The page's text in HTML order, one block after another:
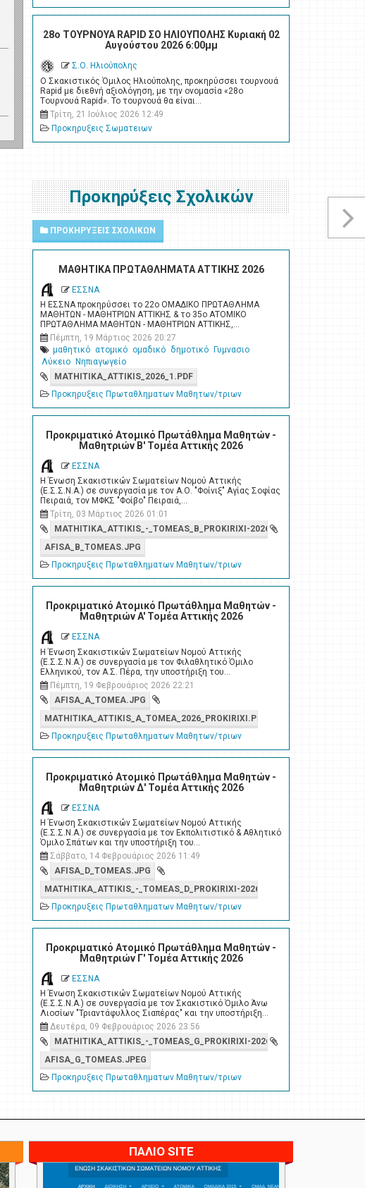
28ο ΤΟΥΡΝΟΥΑ RAPID ΣΟ ΗΛΙΟΥΠΟΛΗΣ Κυριακή 02
Αυγούστου 2026 6:00μμ
Σ.Ο. Ηλιούπολης
Ο Σκακιστικός Όμιλος Ηλιούπολης, προκηρύσσει τουρνουά
Rapid με διεθνή αξιολόγηση, με την ονομασία «28ο
Tουρνουά Rapid». Το τουρνουά θα είναι…
Τρίτη, 21 Ιούλιος 2026 12:49
Προκηρυξεις Σωματειων
Προκηρύξεις Σχολικών
ΠΡΟΚΗΡΥΞΕΙΣ ΣΧΟΛΙΚΩΝ
ΜΑΘΗΤΙΚΑ ΠΡΩΤΑΘΛΗΜΑΤΑ ΑΤΤΙΚΗΣ 2026
ΕΣΣΝΑ
Η ΕΣΣΝΑ προκηρύσσει το 22ο ΟΜΑΔΙΚΟ ΠΡΩΤΑΘΛΗΜΑ
ΜΑΘΗΤΩΝ - ΜΑΘΗΤΡΙΩΝ ΑΤΤΙΚΗΣ & το 35ο ΑΤΟΜΙΚΟ
ΠΡΩΤΑΘΛΗΜΑ ΜΑΘΗΤΩΝ - ΜΑΘΗΤΡΙΩΝ ΑΤΤΙΚΗΣ,…
Πέμπτη, 19 Μάρτιος 2026 20:27
μαθητικό ατομικό ομαδικό δημοτικό
Γυμνασιο
Λύκειο
Νηπιαγωγείο
MATHITIKA_ATTIKIS_2026_1.PDF
Προκηρυξεις Πρωταθληματων Μαθητων/τριων
Προκριματικό Ατομικό Πρωτάθλημα Μαθητών -
Μαθητριών Β' Τομέα Αττικής 2026
ΕΣΣΝΑ
Η Ένωση Σκακιστικών Σωματείων Νομού Αττικής
(Ε.Σ.Σ.Ν.Α.) σε συνεργασία με τον Α.Ο. "Φοίνιξ" Αγίας Σοφίας
Πειραιά, τον ΜΦΚΣ "Φοίβο" Πειραιά,…
Τρίτη, 03 Μάρτιος 2026 01:01
MATHITIKA_ATTIKIS_-_TOMEAS_B_PROKIRIXI-2026.PDF
AFISA_B_TOMEAS.JPG
Προκηρυξεις Πρωταθληματων Μαθητων/τριων
Προκριματικό Ατομικό Πρωτάθλημα Μαθητών -
Μαθητριών A' Τομέα Αττικής 2026
ΕΣΣΝΑ
Η Ένωση Σκακιστικών Σωματείων Νομού Αττικής
(Ε.Σ.Σ.Ν.Α.) σε συνεργασία με τον Φιλαθλητικό Όμιλο
Ελληνικού, τον Α.Σ. Πέρα, την υποστήριξη του…
Πέμπτη, 19 Φεβρουάριος 2026 22:21
AFISA_A_TOMEA.JPG
MATHITIKA_ATTIKIS_A_TOMEA_2026_PROKIRIXI.PDF
Προκηρυξεις Πρωταθληματων Μαθητων/τριων
Προκριματικό Ατομικό Πρωτάθλημα Μαθητών -
Μαθητριών Δ' Τομέα Αττικής 2026
ΕΣΣΝΑ
Η Ένωση Σκακιστικών Σωματείων Νομού Αττικής
(Ε.Σ.Σ.Ν.Α.) σε συνεργασία με τον Εκπολιτιστικό & Αθλητικό
Όμιλο Σπάτων και την υποστήριξη του…
Σάββατο, 14 Φεβρουάριος 2026 11:49
AFISA_D_TOMEAS.JPG
MATHITIKA_ATTIKIS_-_TOMEAS_D_PROKIRIXI-2026.PDF
Προκηρυξεις Πρωταθληματων Μαθητων/τριων
Προκριματικό Ατομικό Πρωτάθλημα Μαθητών -
Μαθητριών Γ' Τομέα Αττικής 2026
ΕΣΣΝΑ
Η Ένωση Σκακιστικών Σωματείων Νομού Αττικής
(Ε.Σ.Σ.Ν.Α.) σε συνεργασία με τον Σκακιστικό Όμιλο Άνω
Λιοσίων "Τριαντάφυλλος Σιαπέρας" και την υποστήριξη…
Δευτέρα, 09 Φεβρουάριος 2026 23:56
MATHITIKA_ATTIKIS_-_TOMEAS_G_PROKIRIXI-2026_01_1.PDF
AFISA_G_TOMEAS.JPEG
Προκηρυξεις Πρωταθληματων Μαθητων/τριων
ΠΑΛΙΟ SITE